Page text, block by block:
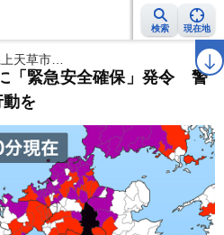
検索 現在地
情報 ラ
天草市…
「緊急安全確保」発令 警
を